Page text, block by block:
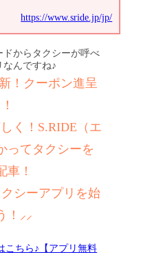
https://www.sride.jp/jp/
からタクシーが呼べ
なんですね♪
！クーポン進呈
く！S.RIDE（エ
ってタクシーを
車！
シーアプリを始
！⸝⸝
こちら♪【アプリ無料